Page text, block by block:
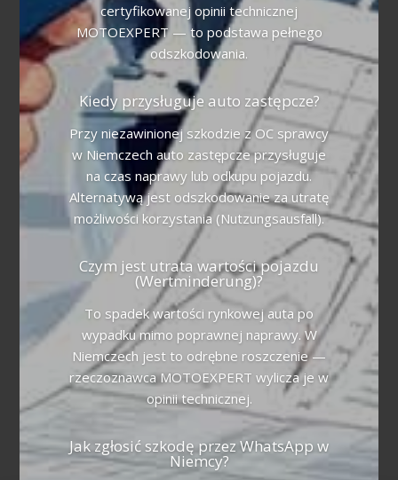
certyfikowanej opinii technicznej
MOTOEXPERT — to podstawa pełnego
odszkodowania.
Kiedy przysługuje auto zastępcze?
Przy niezawinionej szkodzie z OC sprawcy
w Niemczech auto zastępcze przysługuje
na czas naprawy lub odkupu pojazdu.
Alternatywą jest odszkodowanie za utratę
możliwości korzystania (Nutzungsausfall).
Czym jest utrata wartości pojazdu
(Wertminderung)?
To spadek wartości rynkowej auta po
wypadku mimo poprawnej naprawy. W
Niemczech jest to odrębne roszczenie —
rzeczoznawca MOTOEXPERT wylicza je w
opinii technicznej.
Jak zgłosić szkodę przez WhatsApp w
Niemcy?